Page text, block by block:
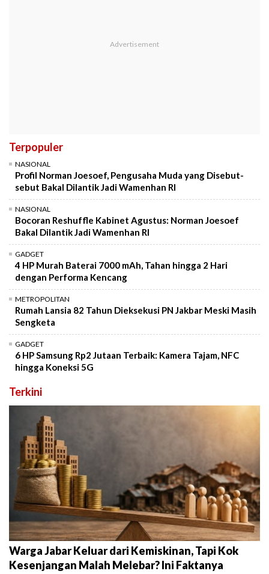
Terpopuler
NASIONAL
Profil Norman Joesoef, Pengusaha Muda yang Disebut-
sebut Bakal Dilantik Jadi Wamenhan RI
NASIONAL
Bocoran Reshuffle Kabinet Agustus: Norman Joesoef
Bakal Dilantik Jadi Wamenhan RI
GADGET
4 HP Murah Baterai 7000 mAh, Tahan hingga 2 Hari
dengan Performa Kencang
METROPOLITAN
Rumah Lansia 82 Tahun Dieksekusi PN Jakbar Meski Masih
Sengketa
GADGET
6 HP Samsung Rp2 Jutaan Terbaik: Kamera Tajam, NFC
hingga Koneksi 5G
Terkini
Warga Jabar Keluar dari Kemiskinan, Tapi Kok
Kesenjangan Malah Melebar? Ini Faktanya